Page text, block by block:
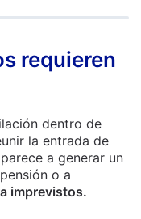
requieren
dentro de
la entrada de
a generar un
o a
imprevistos.